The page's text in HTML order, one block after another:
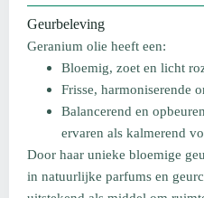
Geurbeleving
Geranium olie heeft een:
Bloemig, zoet en licht
Frisse, harmoniserende
Balancerend en
ervaren als kalmerend
Door haar unieke bloemige
in natuurlijke parfums en